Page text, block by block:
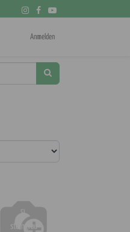
Anmelden
SL
steingrau